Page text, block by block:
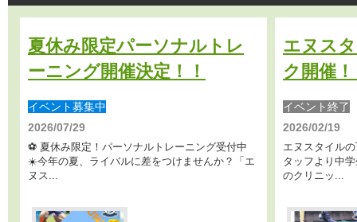
夏休み限定パーソナルトレ
ーニング開催決定！！
イベント募集中
2026/07/29
⚽️ 夏休み限定！パーソナルトレーニング受付中
☀️今年の夏、ライバルに差をつけませんか？「エ
ヌス...
エヌス
ク開催
イベント終了
2026/02/19
エヌスタイル
タッフより中
のクリニッ...